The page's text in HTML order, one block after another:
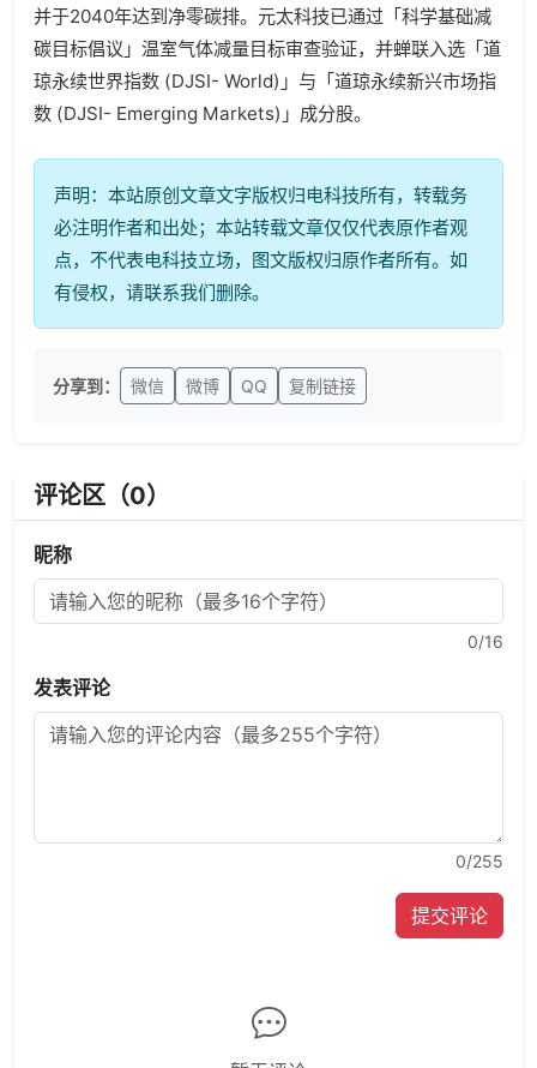
并于2040年达到净零碳排。元太科技已通过「科学基础减
碳目标倡议」温室气体减量目标审查验证，并蝉联入选「道
琼永续世界指数 (DJSI- World)」与「道琼永续新兴市场指
数 (DJSI- Emerging Markets)」成分股。
声明：本站原创文章文字版权归电科技所有，转载务
必注明作者和出处；本站转载文章仅仅代表原作者观
点，不代表电科技立场，图文版权归原作者所有。如
有侵权，请联系我们删除。
分享到： 微信 微博 QQ 复制链接
评论区（0）
昵称
0/16
发表评论
0/255
提交评论